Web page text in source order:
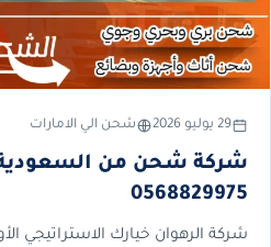
29 يوليو 2026 شحن الي الامارات
شركة شحن من السعودية
0568829975
شركة الرهوان خيارك الاستراتيجي